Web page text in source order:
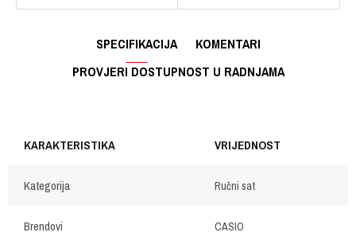
SPECIFIKACIJA
KOMENTARI
PROVJERI DOSTUPNOST U RADNJAMA
KARAKTERISTIKA VRIJEDNOST
Kategorija Ručni sat
Brendovi CASIO